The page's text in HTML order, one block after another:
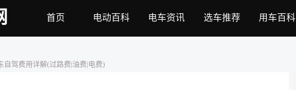
首页 电动百科 电车资讯 选车推荐 用车百科
自驾费用详解(过路费|油费|电费)